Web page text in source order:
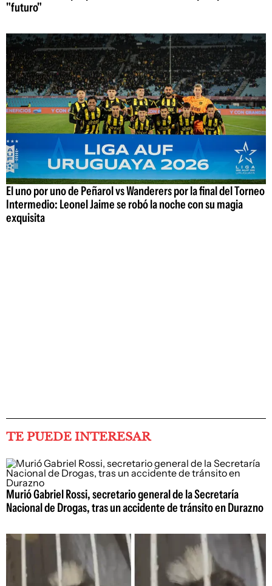
"futuro"
El uno por uno de Peñarol vs Wanderers por la final del Torneo
Intermedio: Leonel Jaime se robó la noche con su magia
exquisita
TE PUEDE INTERESAR
Murió Gabriel Rossi, secretario general de la Secretaría
Nacional de Drogas, tras un accidente de tránsito en Durazno